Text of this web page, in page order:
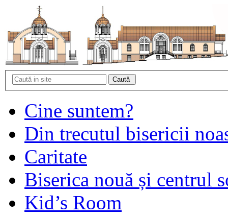
Cine suntem?
Din trecutul bisericii
Caritate
Biserica nouă și centrul
Kid’s Room